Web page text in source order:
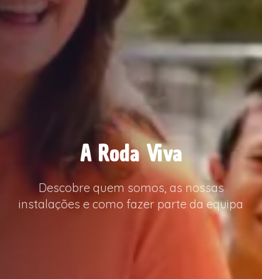
A Roda Viva
Descobre quem somos, as nossas
instalações e como fazer parte da equipa